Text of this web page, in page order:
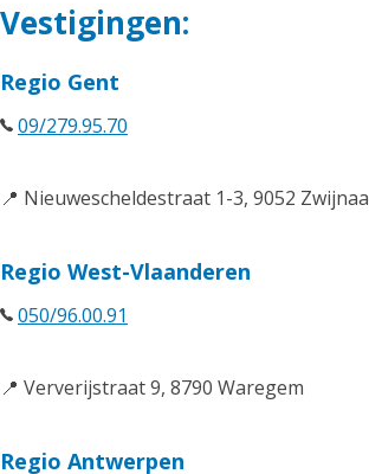
Vestigingen:
Regio Gent
09/279.95.70
📍 Nieuwescheldestraat 1-3, 9052
Regio West-Vlaanderen
050/96.00.91
📍 Ververijstraat 9, 8790 Waregem
Regio Antwerpen